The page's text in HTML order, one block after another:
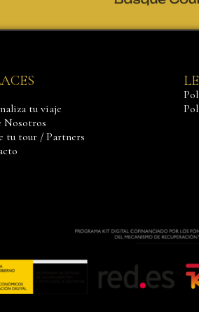
tu viaje
Nosotros
tu tour / Partners